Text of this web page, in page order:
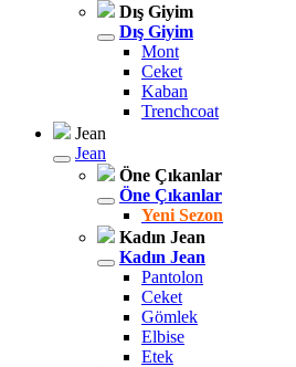
Dış Giyim
Dış Giyim
Mont
Ceket
Kaban
Trenchcoat
Jean
Jean
Öne Çıkanlar
Öne Çıkanlar
Yeni Sezon
Kadın Jean
Kadın Jean
Pantolon
Ceket
Gömlek
Elbise
Etek